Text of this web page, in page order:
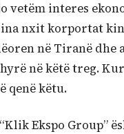
vetëm interes
nxit korportat
në Tiranë dhe
në këtë treg.
qenë këtu.
Ekspo Group”